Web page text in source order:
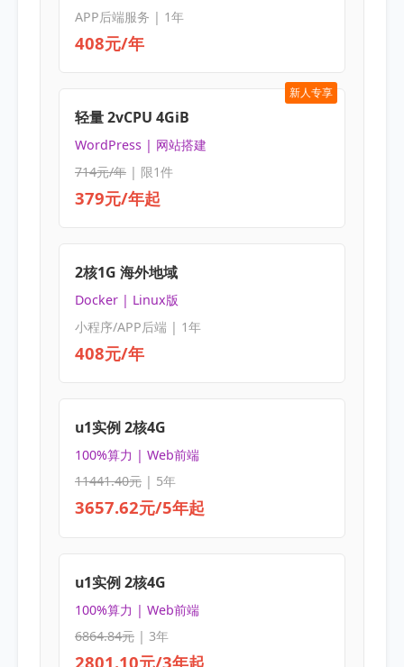
APP后端服务 | 1年
408元/年
新人专享
轻量 2vCPU 4GiB
WordPress | 网站搭建
714元/年| 限1件
379元/年起
2核1G 海外地域
Docker | Linux版
小程序/APP后端 | 1年
408元/年
u1实例 2核4G
100%算力 | Web前端
11441.40元| 5年
3657.62元/5年起
u1实例 2核4G
100%算力 | Web前端
6864.84元| 3年
2801.10元/3年起